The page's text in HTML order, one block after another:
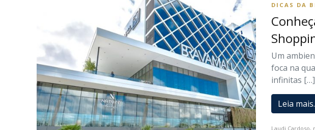
DICAS DA
Um
foca na
infinitas […]
Leia
Laudi Cardoso,